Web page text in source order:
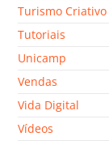
Turismo Criativo
Tutoriais
Unicamp
Vendas
Vida Digital
Vídeos